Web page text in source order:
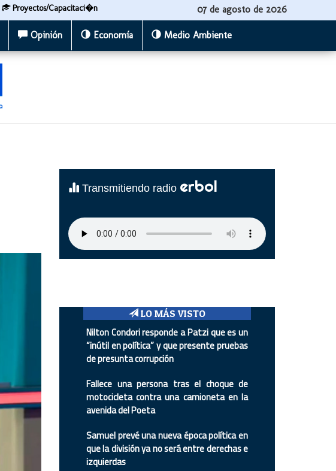
Proyectos/Capacitaci�n 07 de agosto de 2026
Opinión Economía Medio Ambiente
Transmitiendo radio erbol
LO MÁS VISTO
Nilton Condori responde a Patzi que es un
“inútil en política” y que presente pruebas
de presunta corrupción
Fallece una persona tras el choque de
motocicleta contra una camioneta en la
avenida del Poeta
Samuel prevé una nueva época política en
que la división ya no será entre derechas e
izquierdas